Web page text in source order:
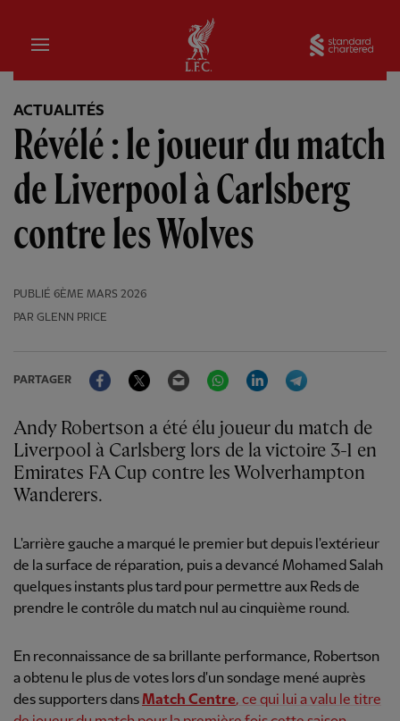
Domicile
ACTUALITÉS
Révélé : le joueur du match
de Liverpool à Carlsberg
contre les Wolves
PUBLIÉ 6ÈME MARS 2026
PAR GLENN PRICE
PARTAGER
FacebookTwitter Email WhatsAppLinkedIn
Andy Robertson a été élu joueur du match de
Liverpool à Carlsberg lors de la victoire 3-1 en
Emirates FA Cup contre les Wolverhampton
Wanderers.
L'arrière gauche a marqué le premier but depuis l'extérieur
de la surface de réparation, puis a devancé Mohamed Salah
quelques instants plus tard pour permettre aux Reds de
prendre le contrôle du match nul au cinquième round.
En reconnaissance de sa brillante performance, Robertson
a obtenu le plus de votes lors d'un sondage mené auprès
des supporters dansMatch Centre, ce qui lui a valu le titre